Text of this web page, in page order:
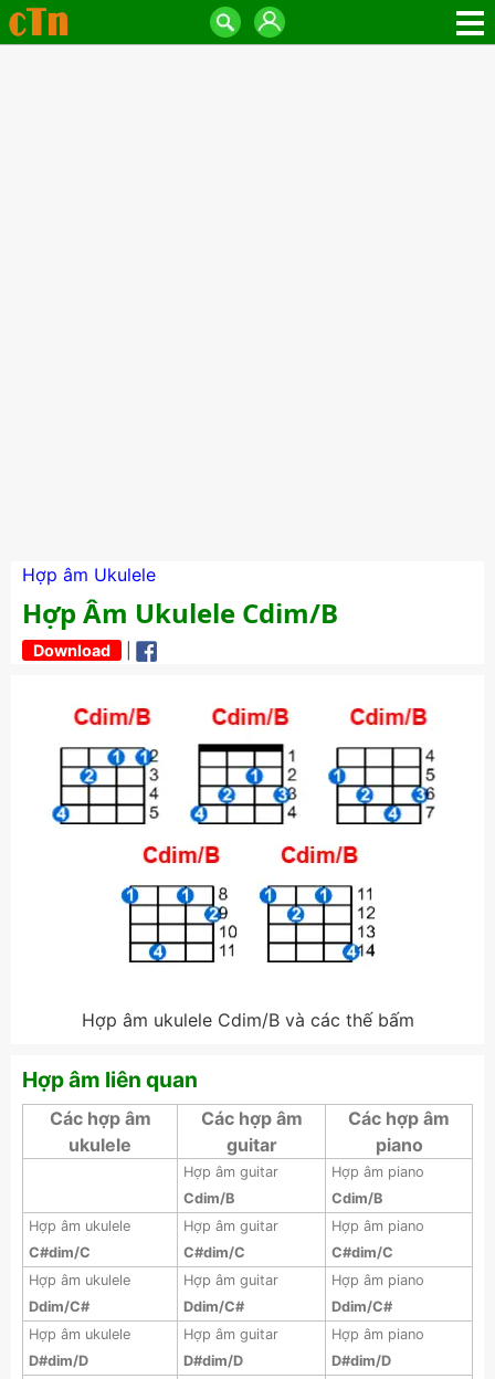
Hợp âm Ukulele
Hợp Âm Ukulele Cdim/B
Download
Hợp âm ukulele Cdim/B và các thế bấm
Hợp âm liên quan
Các hợp âm
ukulele
Các hợp âm
guitar
Các hợp âm
piano
Hợp âm guitar
Cdim/B
Hợp âm piano
Cdim/B
Hợp âm ukulele
C#dim/C
Hợp âm guitar
C#dim/C
Hợp âm piano
C#dim/C
Hợp âm ukulele
Ddim/C#
Hợp âm guitar
Ddim/C#
Hợp âm piano
Ddim/C#
Hợp âm ukulele
D#dim/D
Hợp âm guitar
D#dim/D
Hợp âm piano
D#dim/D